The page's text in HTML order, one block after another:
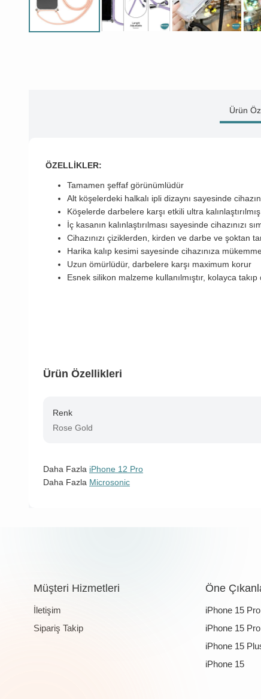
Ürün
ÖZELLİKLER:
Tamamen şeffaf görünümlüdür
Alt köşelerdeki halkalı ipli dizaynı sayesinde
Köşelerde darbelere karşı etkili ultra
İç kasanın kalınlaştırılması sayesinde cihazınızı
Cihazınızı çiziklerden, kirden ve darbe ve şoktan
Harika kalıp kesimi sayesinde cihazınıza
Uzun ömürlüdür, darbelere karşı maximum korur
Esnek silikon malzeme kullanılmıştır, kolayca takıp
Ürün Özellikleri
Renk
Rose Gold
Daha Fazla iPhone 12 Pro
Daha Fazla Microsonic
Müşteri Hizmetleri
İletişim
Sipariş Takip
Öne
iPhone 15
iPhone 15 Pro
iPhone 15
iPhone 15